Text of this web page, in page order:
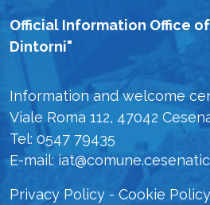
Official Information Office
Dintorni"
Information and welcome
Viale Roma 112, 47042
Tel: 0547 79435
E-mail:
Privacy Policy - Cookie Policy